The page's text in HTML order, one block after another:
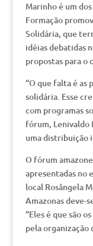
Marinho é um
Formação
Solidária, que
idéias debatidas
propostas para o
“O que falta é as
solidária. Esse
com programas
fórum, Lenivaldo
uma distribuição
O fórum
apresentadas no
local Rosângela
Amazonas deve-
“Eles é que são
pela